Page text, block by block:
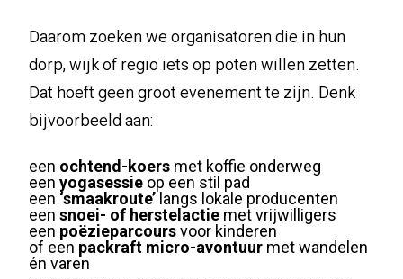
Daarom zoeken we organisatoren die in hun
dorp, wijk of regio iets op poten willen zetten.
Dat hoeft geen groot evenement te zijn. Denk
bijvoorbeeld aan:
een ochtend-koers met koffie onderweg
een yogasessie op een stil pad
een ‘smaakroute’ langs lokale producenten
een snoei- of herstelactie met vrijwilligers
een poëzieparcoursvoor kinderen
of een packraft micro-avontuur met wandelen
én varen